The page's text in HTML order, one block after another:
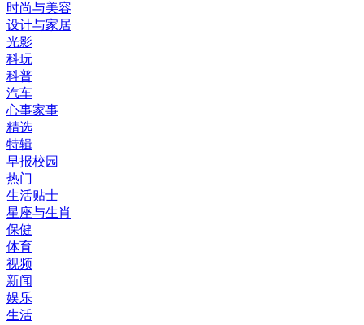
时尚与美容
设计与家居
光影
科玩
科普
汽车
心事家事
精选
特辑
早报校园
热门
生活贴士
星座与生肖
保健
体育
视频
新闻
娱乐
生活